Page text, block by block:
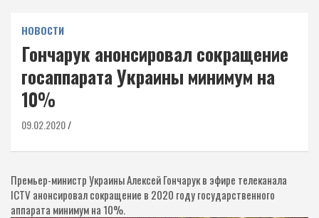
НОВОСТИ
Гончарук анонсировал сокращение
госаппарата Украины минимум на
10%
09.02.2020
Премьер-министр Украины Алексей Гончарук в эфире телеканала
ICTV анонсировал сокращение в 2020 году государственного
аппарата минимум на 10%.